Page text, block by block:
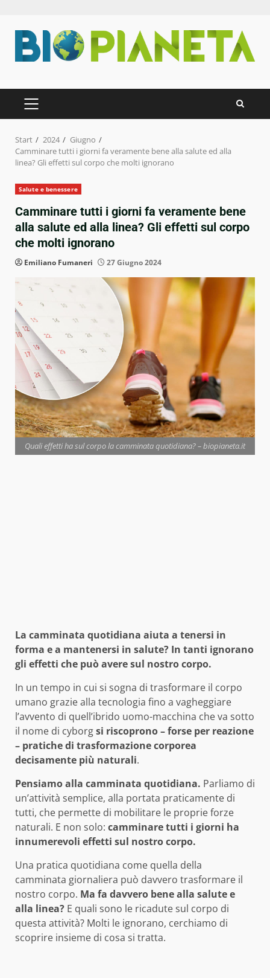
Inhalt
springen
PRIMÄRES
MENÜ
Start 2024
Giugno
Camminare tutti i giorni fa veramente bene alla salute ed alla
linea? Gli effetti sul corpo che molti ignorano
Salute e benessere
Camminare tutti i giorni fa veramente bene
alla salute ed alla linea? Gli effetti sul corpo
che molti ignorano
Emiliano Fumaneri 27 Giugno 2024
Quali effetti ha sul corpo la camminata quotidiana? – biopianeta.it
La camminata quotidiana aiuta a tenersi in
forma e a mantenersi in salute? In tanti ignorano
gli effetti che può avere sul nostro corpo.
In un tempo in cui si sogna di trasformare il corpo
umano grazie alla tecnologia fino a vagheggiare
l’avvento di quell’ibrido uomo-macchina che va sotto
il nome di cyborgsi riscoprono – forse per reazione
– pratiche di trasformazione corporea
decisamente più naturali.
Pensiamo alla camminata quotidiana. Parliamo di
un’attività semplice, alla portata praticamente di
tutti, che permette di mobilitare le proprie forze
naturali. E non solo: camminare tutti i giorni ha
innumerevoli effetti sul nostro corpo.
Una pratica quotidiana come quella della
camminata giornaliera può davvero trasformare il
nostro corpo. Ma fa davvero bene alla salute e
alla linea? E quali sono le ricadute sul corpo di
questa attività? Molti le ignorano, cerchiamo di
scoprire insieme di cosa si tratta.